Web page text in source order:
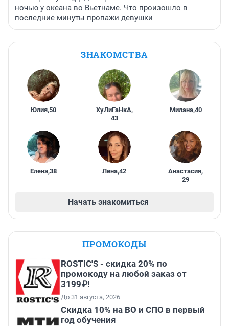
ночью у океана во Вьетнаме. Что произошло в
последние минуты пропажи девушки
ЗНАКОМСТВА
Юлия,50 ХуЛиГаНкА,
43
Милана,40
Елена,38 Лена,42 Анастасия,
29
Начать знакомиться
ПРОМОКОДЫ
ROSTIC'S - скидка 20% по
промокоду на любой заказ от
3199₽!
До 31 августа, 2026
Скидка 10% на ВО и СПО в первый
год обучения